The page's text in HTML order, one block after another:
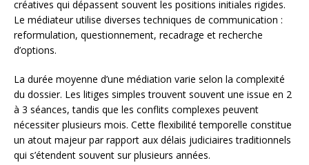
créatives qui dépassent souvent les positions initiales rigides.
Le médiateur utilise diverses techniques de communication :
reformulation, questionnement, recadrage et recherche
d’options.
La durée moyenne d’une médiation varie selon la complexité
du dossier. Les litiges simples trouvent souvent une issue en 2
à 3 séances, tandis que les conflits complexes peuvent
nécessiter plusieurs mois. Cette flexibilité temporelle constitue
un atout majeur par rapport aux délais judiciaires traditionnels
qui s’étendent souvent sur plusieurs années.